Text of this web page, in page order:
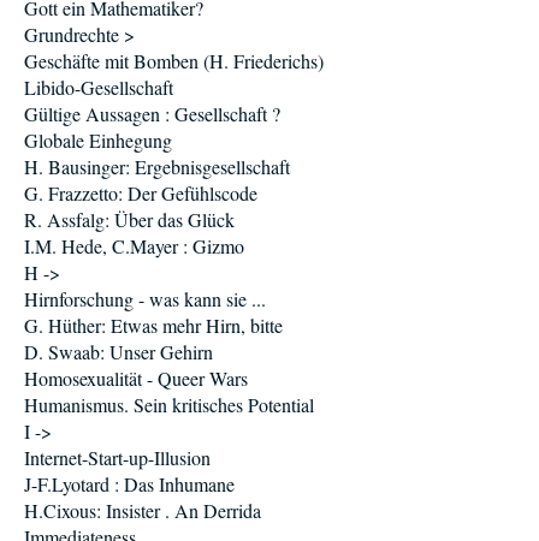
Gott ein Mathematiker?
Grundrechte >
Geschäfte mit Bomben (H. Friederichs)
Libido-Gesellschaft
Gültige Aussagen : Gesellschaft ?
Globale Einhegung
H. Bausinger: Ergebnisgesellschaft
G. Frazzetto: Der Gefühlscode
R. Assfalg: Über das Glück
I.M. Hede, C.Mayer : Gizmo
H ->
Hirnforschung - was kann sie ...
G. Hüther: Etwas mehr Hirn, bitte
D. Swaab: Unser Gehirn
Homosexualität - Queer Wars
Humanismus. Sein kritisches Potential
I ->
Internet-Start-up-Illusion
J-F.Lyotard : Das Inhumane
H.Cixous: Insister . An Derrida